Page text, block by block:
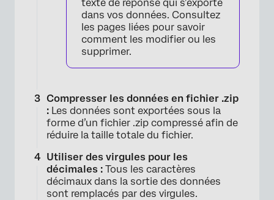
texte de réponse qui s’exporte
dans vos données. Consultez
les pages liées pour savoir
comment les modifier ou les
supprimer.
Compresser les données en fichier .zip
: Les données sont exportées sous la
forme d’un fichier .zip compressé afin de
réduire la taille totale du fichier.
Utiliser des virgules pour les
décimales : Tous les caractères
décimaux dans la sortie des données
sont remplacés par des virgules.